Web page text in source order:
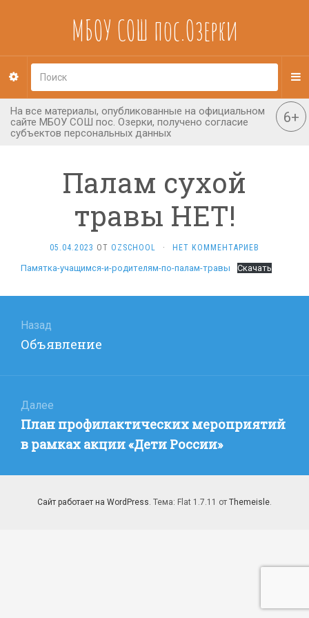
МБОУ СОШ пос.Озерки
Палам сухой
травы НЕТ!
05.04.2023 ОТ OZSCHOOL · НЕТ КОММЕНТАРИЕВ
Памятка-учащимся-и-родителям-по-палам-травы Скачать
по
записям
Назад
Предыдущая
Объявление
Далее
Следующая
запись:
План профилактических мероприятий
в рамках акции «Дети России»
Сайт работает на WordPress. Тема: Flat 1.7.11 от Themeisle.